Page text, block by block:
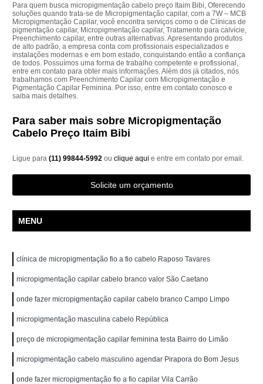
Para quem busca micropigmentação cabelo preço Itaim Bibi, Oferecendo
soluções quando trata-se de Micropigmentação capilar, com a 7W – MCB
Micropigmentação Capilar, você encontra serviços como o de Clínicas de
pigmentação capilar, Micropigmentação capilar, Tratamento para calvície,
Preenchimento capilar, entre outras alternativas. Apresentando produtos
de alto padrão, a empresa conta com profissionais especializados e
instalações modernas e em bom estado, conquistando então a confiança
de todos. Possuímos uma forma de trabalho competente e profissional,
entre em contato para obter mais informações. Além dos já citados, nós
trabalhamos com Preenchimento Capilar com Micropigmentação e
Pigmentação Capilar Feminina. Por isso, entre em contato conosco e
saiba mais detalhes.
Para saber mais sobre Micropigmentação
Cabelo Preço Itaim Bibi
Ligue para(11) 99844-5992ouclique aqui e entre em contato por email.
Solicite um orçamento
MENU
clínica de micropigmentação fio a fio cabelo Raposo Tavares
micropigmentação capilar cabelo branco valor São Caetano
onde fazer micropigmentação capilar cabelo branco Campo Limpo
micropigmentação masculina cabelo República
preço de micropigmentação capilar feminina testa Bairro do Limão
micropigmentação cabelo masculino agendar Pirapora do Bom Jesus
onde fazer micropigmentação fio a fio capilar Vila Carrão